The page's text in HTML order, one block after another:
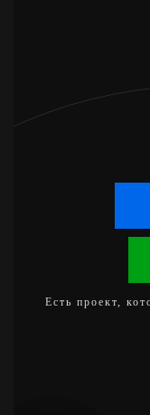
Есть проект,